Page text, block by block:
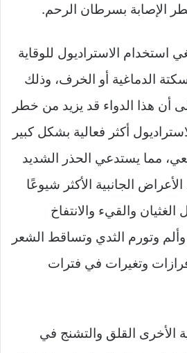
الإصابة بسرطان الرحم.
استخدام الاستراديول للوقاية
الدماغية أو الخرف، وذلك
أن هذا الدواء قد يزيد من خطر
أكثر فعالية بشكل كبير
مما يستدعي الحذر الشديد
الجانبية الأكثر شيوعًا
الغثيان والقيء والانتفاخ
وتورم الثدي وتساقط الشعر
وتغيرات في فترات
الأخرى القلق والتشنج في